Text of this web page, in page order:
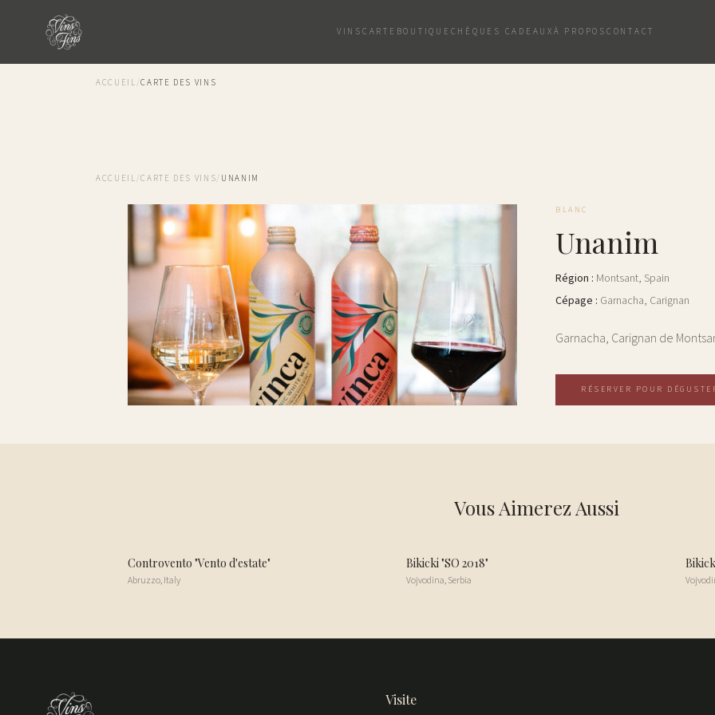
VINS CARTE BOUTIQUE CHÈQUES CADEAUX À PROPOS CONTACT
ACCUEIL/CARTE DES VINS
ACCUEIL/CARTE DES VINS/ UNANIM
BLANC
Unanim
Région : Montsant, Spain
Cépage : Garnacha, Carignan
Garnacha, Carignan de
RÉSERVER POUR
Vous Aimerez Aussi
Controvento "Vento d'estate"
Abruzzo,Italy
Bikicki "SO 2018"
Vojvodina,Serbia
Visite